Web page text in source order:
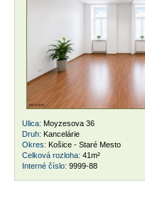
Ulica: Moyzesova 36
Druh: Kancelárie
Okres: Košice - Staré Mesto
Celková rozloha: 41m²
Interné číslo: 9999-88